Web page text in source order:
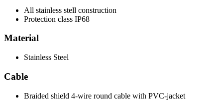
All stainless stell construction
Protection class IP68
Material
Stainless Steel
Cable
Braided shield 4-wire round cable with PVC-jacket